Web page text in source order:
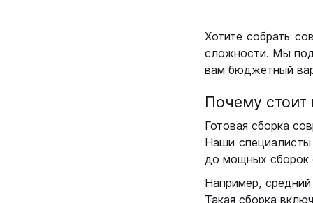
Хотите собрать
сложности. Мы
вам бюджетный
Почему стоит
Готовая сборка
Наши
до мощных сборок
Например,
Такая сборка